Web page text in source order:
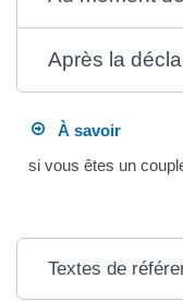
Après la
À savoir
si vous êtes un
Textes de